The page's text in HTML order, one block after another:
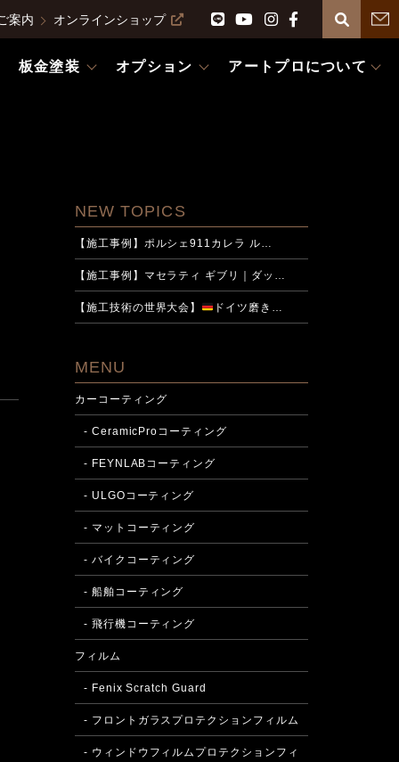
案内 オンラインショップ
板金塗装 オプション アートプロについて
NEW TOPICS
【施工事例】ポルシェ911カレラ ル…
【施工事例】マセラティ ギブリ｜ダッ…
【施工技術の世界大会】 ドイツ磨き…
MENU
カーコーティング
- CeramicProコーティング
- FEYNLABコーティング
- ULGOコーティング
- マットコーティング
- バイクコーティング
- 船舶コーティング
- 飛行機コーティング
フィルム
- Fenix Scratch Guard
- フロントガラスプロテクションフィルム
- ウィンドウフィルムプロテクションフィ